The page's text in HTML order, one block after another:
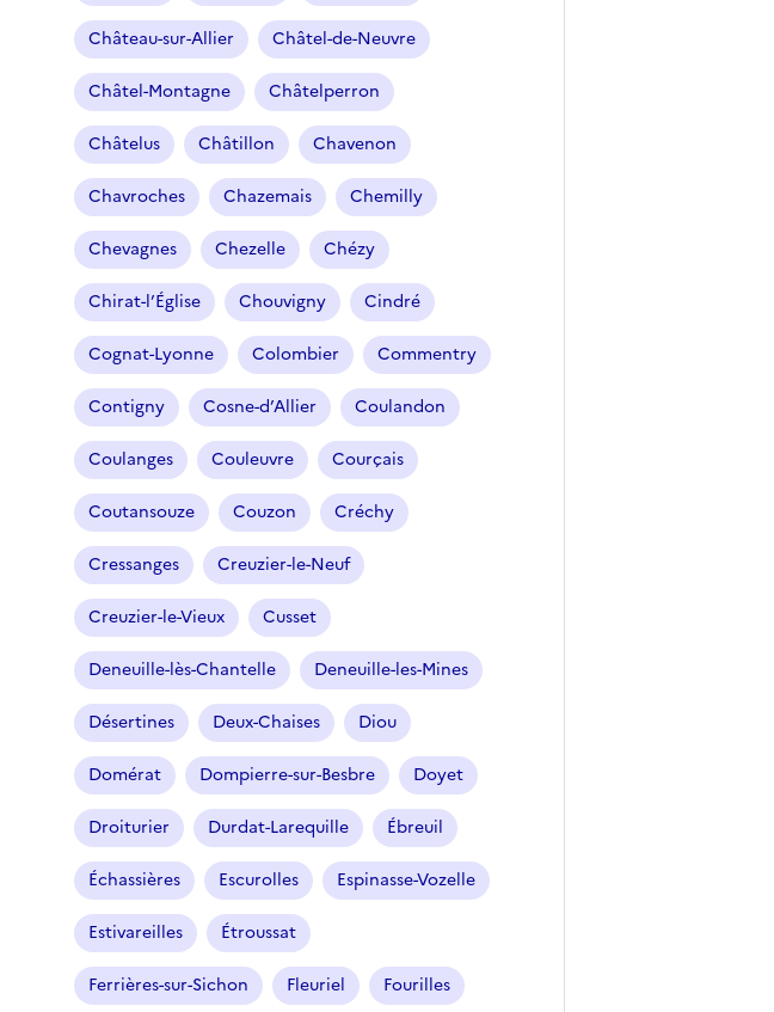
Château-sur-Allier Châtel-de-Neuvre
Châtel-Montagne Châtelperron
Châtelus Châtillon Chavenon
Chavroches Chazemais Chemilly
Chevagnes Chezelle Chézy
Chirat-l’Église Chouvigny Cindré
Cognat-Lyonne Colombier Commentry
Contigny Cosne-d’Allier Coulandon
Coulanges Couleuvre Courçais
Coutansouze Couzon Créchy
Cressanges Creuzier-le-Neuf
Creuzier-le-Vieux Cusset
Deneuille-lès-Chantelle Deneuille-les-Mines
Désertines Deux-Chaises Diou
Domérat Dompierre-sur-Besbre Doyet
Droiturier Durdat-Larequille Ébreuil
Échassières Escurolles Espinasse-Vozelle
Estivareilles Étroussat
Ferrières-sur-Sichon Fleuriel Fourilles